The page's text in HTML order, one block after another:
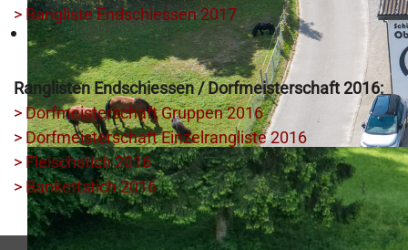
> Rangliste Endschiessen 2017
Ranglisten Endschiessen / Dorfmeisterschaft 2016:
> Dorfmeisterschaft Gruppen 2016
> Dorfmeisterschaft Einzelrangliste 2016
> Fleischstich 2016
> Bankettstich 2016